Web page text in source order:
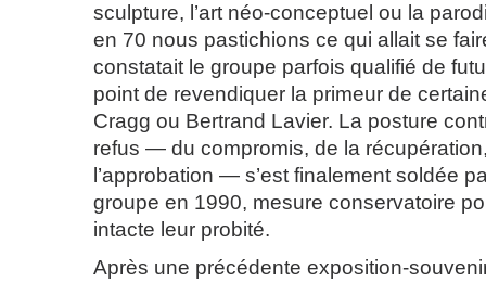
sculpture, l’art néo-conceptuel ou la
en 70 nous pastichions ce qui allait se
constatait le groupe parfois qualifié de
point de revendiquer la primeur de
Cragg ou Bertrand Lavier. La posture
refus — du compromis, de la
l’approbation — s’est finalement soldée
groupe en 1990, mesure conservatoire
intacte leur probité.
Après une précédente exposition-